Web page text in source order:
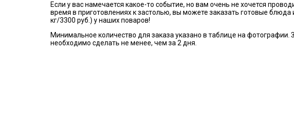
Если у вас намечается какое-то событие, но вам очень не хочется
время в приготовлениях к застолью, вы можете заказать готовые блюда
кг/3300 руб.) у наших поваров!
Минимальное количество для заказа указано в таблице на фотографии.
необходимо сделать не менее, чем за 2 дня.